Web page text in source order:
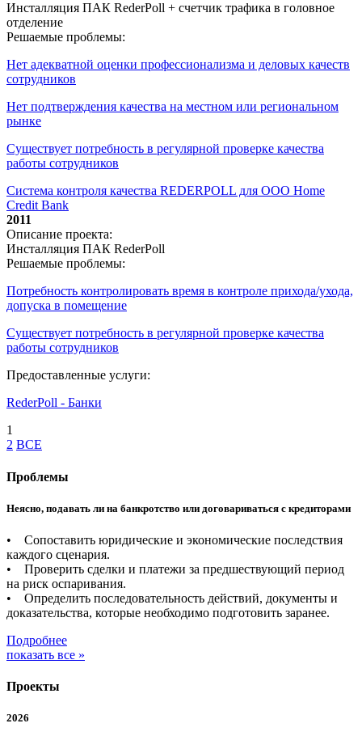
Инсталляция ПАК RederPoll + счетчик трафика в головное
отделение
Решаемые проблемы:
Нет адекватной оценки профессионализма и деловых качеств
сотрудников
Нет подтверждения качества на местном или региональном
рынке
Существует потребность в регулярной проверке качества
работы сотрудников
Система контроля качества REDERPOLL для ООО Home
Credit Bank
2011
Описание проекта:
Инсталляция ПАК RederPoll
Решаемые проблемы:
Потребность контролировать время в контроле прихода/ухода,
допуска в помещение
Существует потребность в регулярной проверке качества
работы сотрудников
Предоставленные услуги:
RederPoll - Банки
1
2 ВСЕ
Проблемы
Неясно, подавать ли на банкротство или договариваться с кредиторами
• Сопоставить юридические и экономические последствия
каждого сценария.
• Проверить сделки и платежи за предшествующий период
на риск оспаривания.
• Определить последовательность действий, документы и
доказательства, которые необходимо подготовить заранее.
Подробнее
показать все »
Проекты
2026